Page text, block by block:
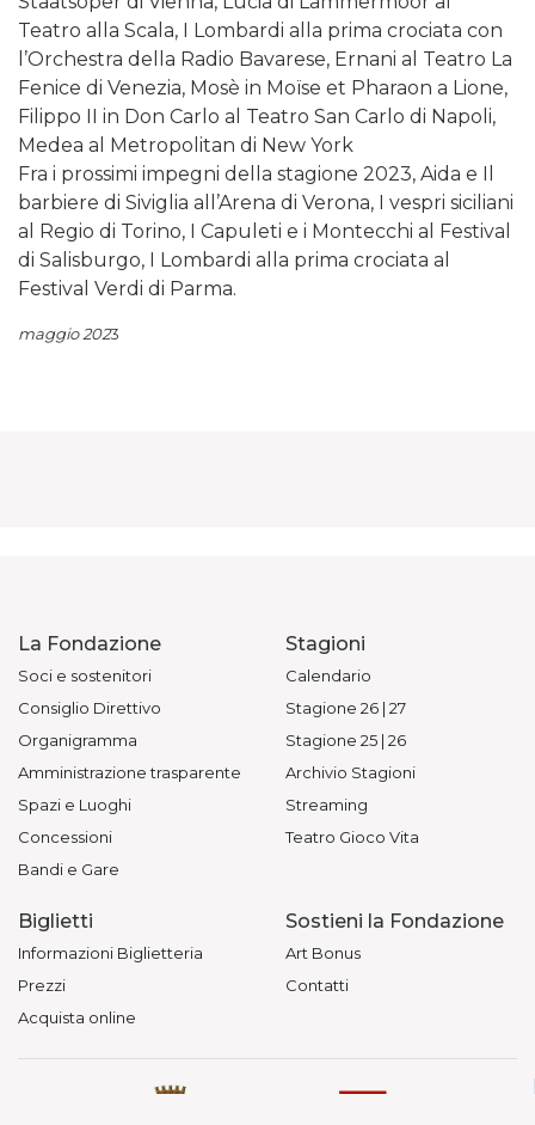
Teatro alla Scala, I Lombardi alla prima crociata con
l’Orchestra della Radio Bavarese, Ernani al Teatro La
Fenice di Venezia, Mosè in Moïse et Pharaon a Lione,
Filippo II in Don Carlo al Teatro San Carlo di Napoli,
Medea al Metropolitan di New York
Fra i prossimi impegni della stagione 2023, Aida e Il
barbiere di Siviglia all’Arena di Verona, I vespri siciliani
al Regio di Torino, I Capuleti e i Montecchi al Festival
di Salisburgo, I Lombardi alla prima crociata al
Festival Verdi di Parma.
maggio 2023
La Fondazione
Soci e sostenitori
Consiglio Direttivo
Organigramma
Amministrazione trasparente
Spazi e Luoghi
Concessioni
Bandi e Gare
Stagioni
Calendario
Stagione 26 | 27
Stagione 25 | 26
Archivio Stagioni
Streaming
Teatro Gioco Vita
Biglietti
Informazioni Biglietteria
Prezzi
Acquista online
Sostieni la Fondazione
Art Bonus
Contatti